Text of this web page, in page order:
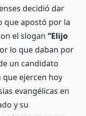
decidió dar
que apostó por la
el slogan “Elijo
lo que daban por
un candidato
ejercen hoy
evangélicas en
y su